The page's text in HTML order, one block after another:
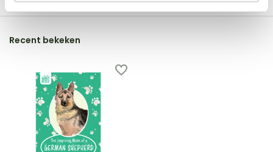
Recent bekeken